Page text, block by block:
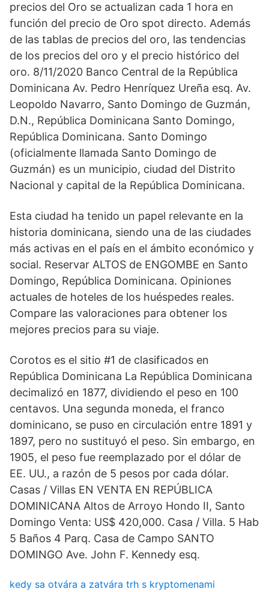
precios del Oro se actualizan cada 1 hora en
función del precio de Oro spot directo. Además
de las tablas de precios del oro, las tendencias
de los precios del oro y el precio histórico del
oro. 8/11/2020 Banco Central de la República
Dominicana Av. Pedro Henríquez Ureña esq. Av.
Leopoldo Navarro, Santo Domingo de Guzmán,
D.N., República Dominicana Santo Domingo,
República Dominicana. Santo Domingo
(oficialmente llamada Santo Domingo de
Guzmán) es un municipio, ciudad del Distrito
Nacional y capital de la República Dominicana.
Esta ciudad ha tenido un papel relevante en la
historia dominicana, siendo una de las ciudades
más activas en el país en el ámbito económico y
social. Reservar ALTOS de ENGOMBE en Santo
Domingo, República Dominicana. Opiniones
actuales de hoteles de los huéspedes reales.
Compare las valoraciones para obtener los
mejores precios para su viaje.
Corotos es el sitio #1 de clasificados en
República Dominicana La República Dominicana
decimalizó en 1877, dividiendo el peso en 100
centavos. Una segunda moneda, el franco
dominicano, se puso en circulación entre 1891 y
1897, pero no sustituyó el peso. Sin embargo, en
1905, el peso fue reemplazado por el dólar de
EE. UU., a razón de 5 pesos por cada dólar.
Casas / Villas EN VENTA EN REPÚBLICA
DOMINICANA Altos de Arroyo Hondo II, Santo
Domingo Venta: US$ 420,000. Casa / Villa. 5 Hab
5 Baños 4 Parq. Casa de Campo SANTO
DOMINGO Ave. John F. Kennedy esq.
kedy sa otvára a zatvára trh s kryptomenami